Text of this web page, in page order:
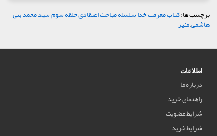
برچسب ها:کتاب معرفت خدا سلسله مباحث اعتقادی حلقه سوم,سید محمد بنی
هاشمی,منیر
اطلاعات
درباره ما
راهنمای خرید
شرایط عضویت
شرایط خرید